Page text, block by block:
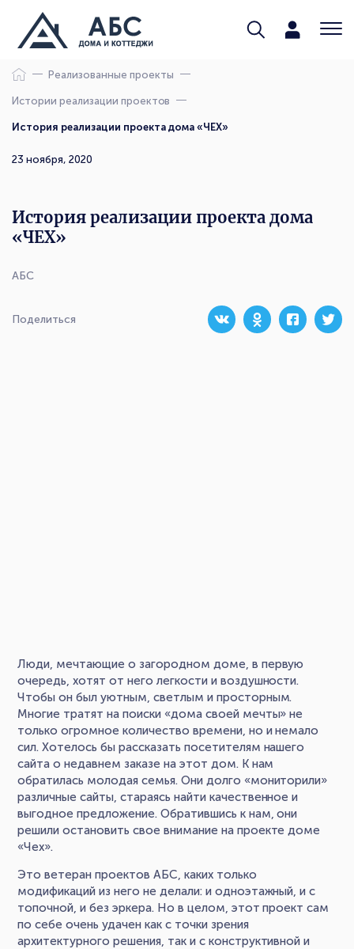
Реализованные проекты
Истории реализации проектов
История реализации проекта дома «ЧЕХ»
АБС
23 ноября, 2020
История реализации проекта дома
«ЧЕХ»
Поделиться
Люди, мечтающие о загородном доме, в первую
очередь, хотят от него легкости и воздушности.
Чтобы он был уютным, светлым и просторным.
Многие тратят на поиски «дома своей мечты» не
только огромное количество времени, но и немало
сил. Хотелось бы рассказать посетителям нашего
сайта о недавнем заказе на этот дом. К нам
обратилась молодая семья. Они долго «мониторили»
различные сайты, стараясь найти качественное и
выгодное предложение. Обратившись к нам, они
решили остановить свое внимание на проекте доме
«Чех».
Это ветеран проектов АБС, каких только
модификаций из него не делали: и одноэтажный, и с
топочной, и без эркера. Но в целом, этот проект сам
по себе очень удачен как с точки зрения
архитектурного решения, так и с конструктивной и